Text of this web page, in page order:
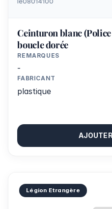
Ceinturon blanc
boucle dorée
REMARQUES
-
FABRICANT
plastique
Légion Etrangère